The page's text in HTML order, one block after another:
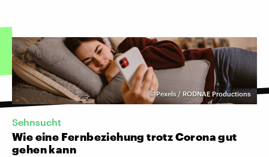
©Pexels / RODNAE Productions
Sehnsucht
Wie eine Fernbeziehung trotz Corona gut
gehen kann